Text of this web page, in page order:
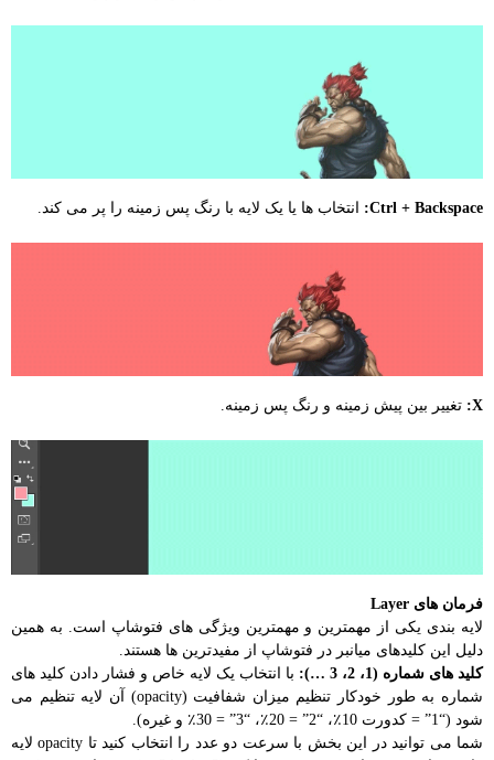
Ctrl + Backspace: انتخاب ها یا یک لایه با رنگ پس زمینه را پر می کند.
X: تغییر بین پیش زمینه و رنگ پس زمینه.
فرمان های Layer
لایه بندی یکی از مهمترین و مهمترین ویژگی های فتوشاپ است. به همین
دلیل این کلیدهای میانبر در فتوشاپ از مفیدترین ها هستند.
کلید های شماره (1، 2، 3 …):
با انتخاب یک لایه خاص و فشار دادن کلید های
شماره به طور خودکار تنظیم میزان شفافیت (opacity) آن لایه تنظیم می
شود (“1” = کدورت 10٪، “2” = 20٪، “3” = 30٪ و غیره).
شما می توانید در این بخش با سرعت دو عدد را انتخاب کنید تا opacity لایه